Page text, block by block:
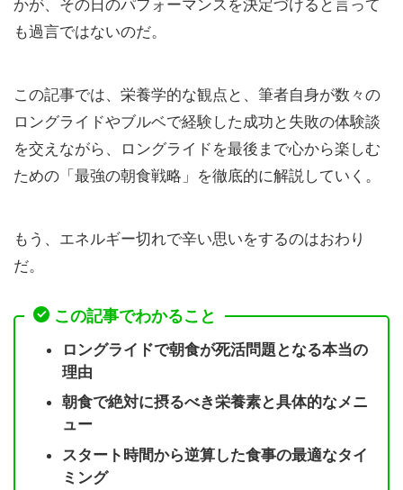
かが、その日のパフォーマンスを決定づけると言って
も過言ではないのだ。
この記事では、栄養学的な観点と、筆者自身が数々の
ロングライドやブルベで経験した成功と失敗の体験談
を交えながら、ロングライドを最後まで心から楽しむ
ための「最強の朝食戦略」を徹底的に解説していく。
もう、エネルギー切れで辛い思いをするのはおわり
だ。
この記事でわかること
ロングライドで朝食が死活問題となる本当の
理由
朝食で絶対に摂るべき栄養素と具体的なメニ
ュー
スタート時間から逆算した食事の最適なタイ
ミング